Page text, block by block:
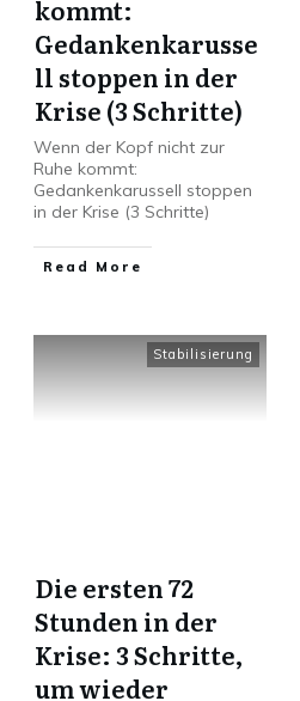
kommt:
Gedankenkarusse
ll stoppen in der
Krise (3 Schritte)
Wenn der Kopf nicht zur
Ruhe kommt:
Gedankenkarussell stoppen
in der Krise (3 Schritte)
Read More
Stabilisierung
Die ersten 72
Stunden in der
Krise: 3 Schritte,
um wieder